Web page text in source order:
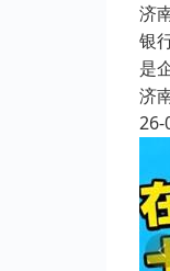
济
银
是
济
26-